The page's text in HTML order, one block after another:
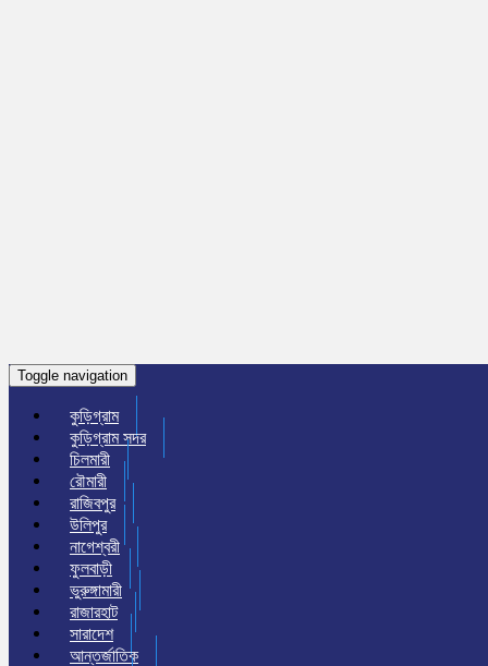
Toggle navigation
কুড়িগ্রাম
কুড়িগ্রাম সদর
চিলমারী
রৌমারী
রাজিবপুর
উলিপুর
নাগেশ্বরী
ফুলবাড়ী
ভুরুঙ্গামারী
রাজারহাট
সারাদেশ
আন্তর্জাতিক